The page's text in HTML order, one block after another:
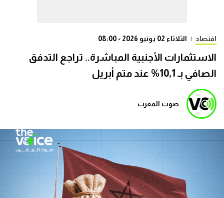
اقتصاد | الثلاثاء 02 يونيو 2026 - 08:00
الاستثمارات الأجنبية المباشرة.. تراجع التدفق
الصافي بـ 10,1% عند متم أبريل
صوت المغرب